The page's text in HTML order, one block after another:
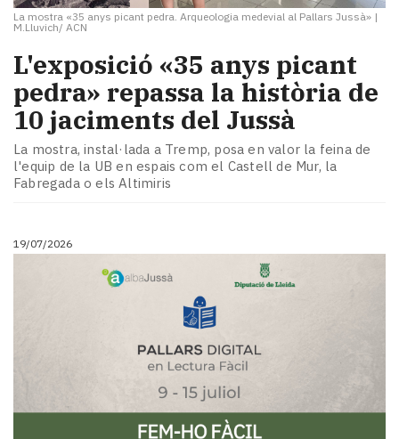
La mostra «35 anys picant pedra. Arqueologia medevial al Pallars Jussà» |
M.Lluvich/ ACN
L'exposició «35 anys picant
pedra» repassa la història de
10 jaciments del Jussà
La mostra, instal·lada a Tremp, posa en valor la feina de
l'equip de la UB en espais com el Castell de Mur, la
Fabregada o els Altimiris
19/07/2026